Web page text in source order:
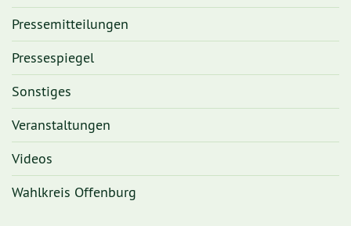
Pressemitteilungen
Pressespiegel
Sonstiges
Veranstaltungen
Videos
Wahlkreis Offenburg